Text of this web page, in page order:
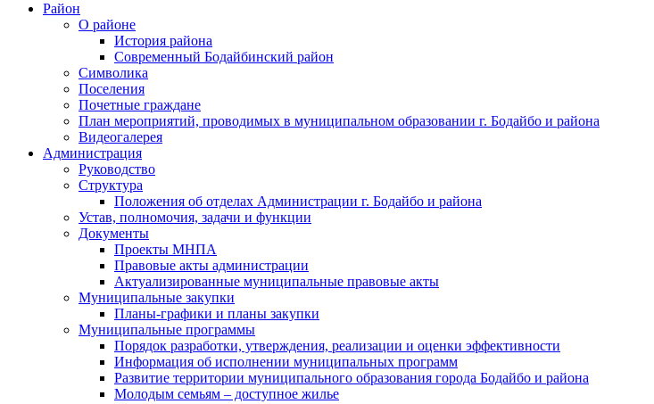
Район
О районе
История района
Современный Бодайбинский район
Символика
Поселения
Почетные граждане
План мероприятий, проводимых в муниципальном образовании г. Бодайбо и района
Видеогалерея
Администрация
Руководство
Структура
Положения об отделах Администрации г. Бодайбо и района
Устав, полномочия, задачи и функции
Документы
Проекты МНПА
Правовые акты администрации
Актуализированные муниципальные правовые акты
Муниципальные закупки
Планы-графики и планы закупки
Муниципальные программы
Порядок разработки, утверждения, реализации и оценки эффективности
Информация об исполнении муниципальных программ
Развитие территории муниципального образования города Бодайбо и района
Молодым семьям – доступное жилье